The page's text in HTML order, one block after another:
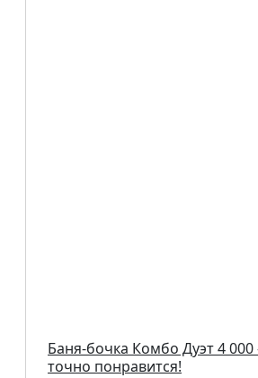
Баня-бочка Комбо Дуэт 4
точно понравится!